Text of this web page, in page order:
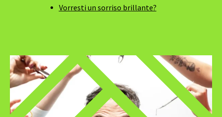
Vorresti un sorriso brillante?